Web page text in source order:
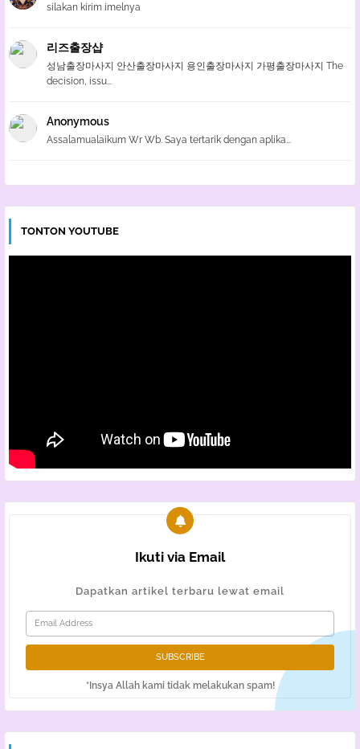
silakan kirim imelnya
리즈출장샵
성남출장마사지 안산출장마사지 용인출장마사지 가평출장마사지 The
decision, issu...
Anonymous
Assalamualaikum Wr Wb. Saya tertarik dengan aplika...
TONTON YOUTUBE
Ikuti via Email
Dapatkan artikel terbaru lewat email
*Insya Allah kami tidak melakukan spam!